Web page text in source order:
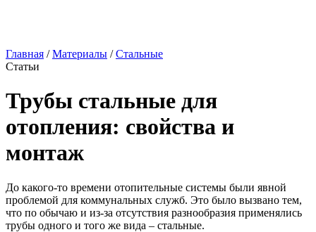
Главная /Материалы /Стальные
Статьи
Трубы стальные для
отопления: свойства и
монтаж
До какого-то времени отопительные системы были явной
проблемой для коммунальных служб. Это было вызвано тем,
что по обычаю и из-за отсутствия разнообразия применялись
трубы одного и того же вида – стальные.